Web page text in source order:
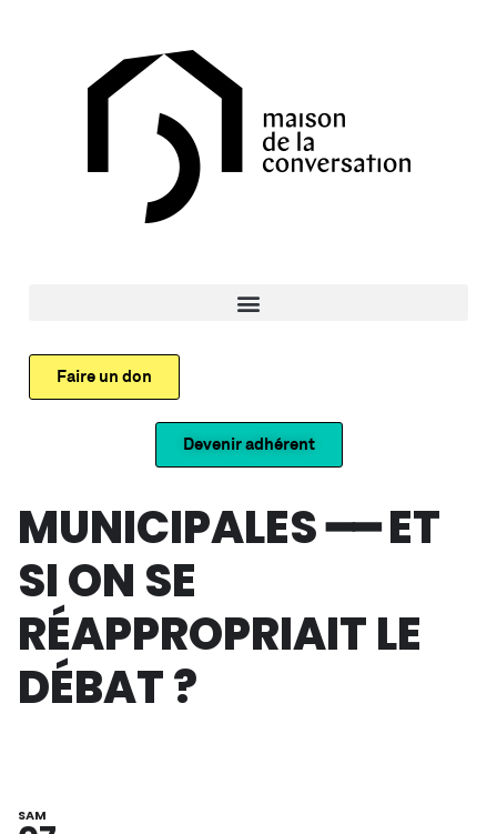
Faire un don
Devenir adhérent
MUNICIPALES ━━ ET
SI ON SE
RÉAPPROPRIAIT LE
DÉBAT ?
SAM